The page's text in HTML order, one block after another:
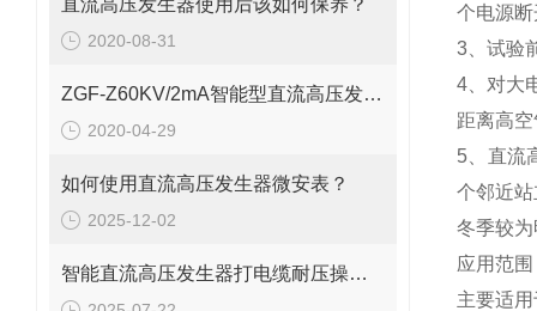
直流高压发生器使用后该如何保养？
2020-08-31
ZGF-Z60KV/2mA智能型直流高压发生器多功能
2020-04-29
如何使用直流高压发生器微安表？
2025-12-02
智能直流高压发生器打电缆耐压操作步骤
个电源
3、试验
4、对大
距离高
5、直流
个邻近
冬季较
应用范围
主要适